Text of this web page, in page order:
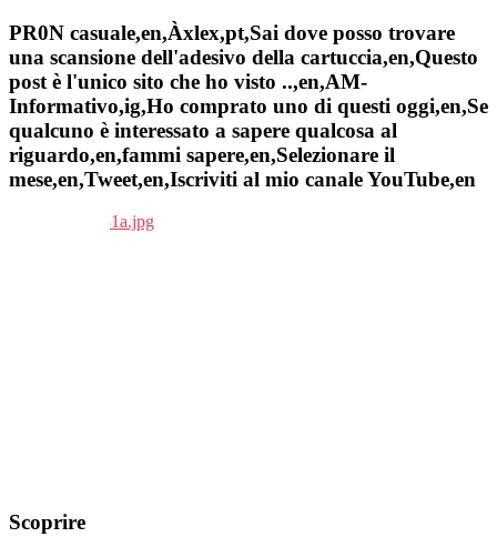
PR0N casuale,en,Àxlex,pt,Sai dove posso trovare
una scansione dell'adesivo della cartuccia,en,Questo
post è l'unico sito che ho visto ..,en,AM-
Informativo,ig,Ho comprato uno di questi oggi,en,Se
qualcuno è interessato a sapere qualcosa al
riguardo,en,fammi sapere,en,Selezionare il
mese,en,Tweet,en,Iscriviti al mio canale YouTube,en
Scoprire